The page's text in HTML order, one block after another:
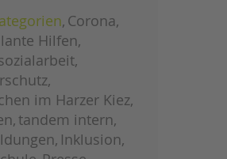
Corona
Hilfen
im Harzer Kiez
tandem intern
Inklusion